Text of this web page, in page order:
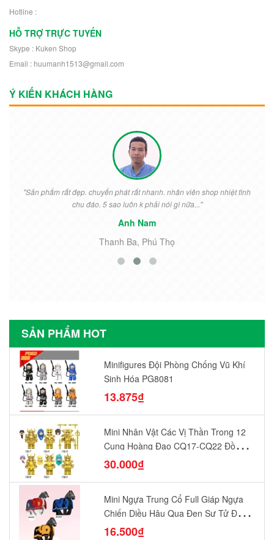
Hotline :
HỖ TRỢ TRỰC TUYẾN
Skype : Kuken Shop
Email : huumanh1513@gmail.com
Ý KIẾN KHÁCH HÀNG
"Sản phẩm rất đẹp. chuyển phát rất nhanh. nhân viên shop nhiệt tình
chu đáo. 5 sao luôn k phải nói gì nữa..."
Anh Nam
Thanh Ba, Phú Thọ
SẢN PHẨM HOT
Minifigures Đội Phòng Chống Vũ Khí
Sinh Hóa PG8081
13.875₫
Mini Nhân Vật Các Vị Thần Trong 12
Cung Hoàng Đạo CQ17-CQ22 Đồ
Chơi Lắp Ráp Mô Hình Yêu Thích
30.000₫
Mini Ngựa Trung Cổ Full Giáp Ngựa
Chiến Diều Hâu Quạ Đen Sư Tử Đỏ
N1003 - N1005 Đồ Chơi Lắp Ráp Mô
16.500₫